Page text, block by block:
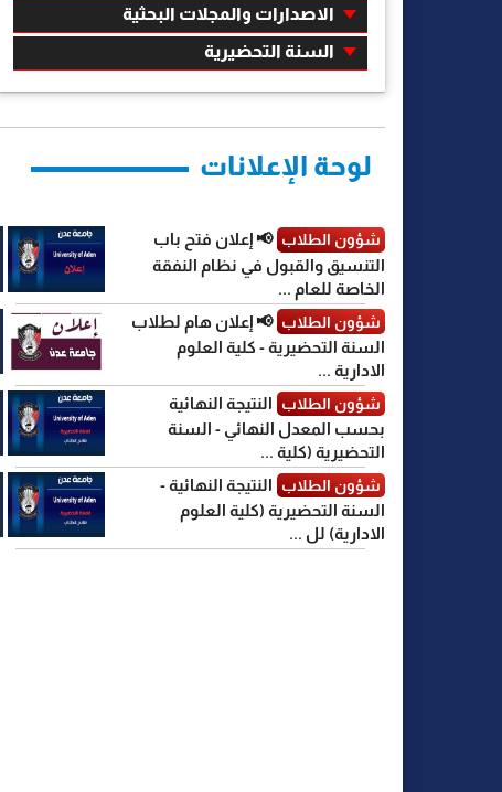
الاصدارات والمجلات البحثية
السنة التحضيرية
لوحة الإعلانات
شؤون الطلاب 📢 إعلان فتح باب
التنسيق والقبول في نظام النفقة
الخاصة للعام ...
شؤون الطلاب 📢 إعلان هام لطلاب
السنة التحضيرية - كلية العلوم
الادارية ...
شؤون الطلاب
النتيجة النهائية
بحسب المعدل النهائي - السنة
التحضيرية (كلية ...
شؤون الطلاب
النتيجة النهائية -
السنة التحضيرية (كلية العلوم
الادارية) لل ...